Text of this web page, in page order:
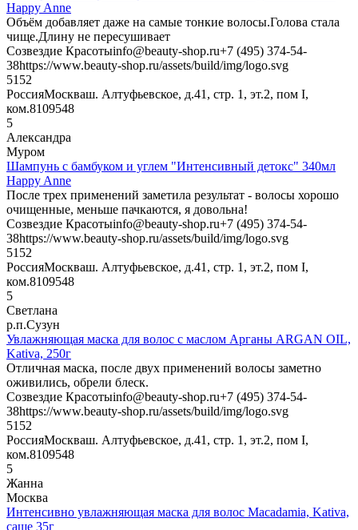
Happy Anne
Объём добавляет даже на самые тонкие волосы.Голова стала
чище.Длину не пересушивает
Созвездие Красотыinfo@beauty-shop.ru+7 (495) 374-54-
38https://www.beauty-shop.ru/assets/build/img/logo.svg
5152
РоссияМоскваш. Алтуфьевское, д.41, стр. 1, эт.2, пом I,
ком.8109548
5
Александра
Муром
Шампунь с бамбуком и углем "Интенсивный детокс" 340мл
Happy Anne
После трех применений заметила результат - волосы хорошо
очищенные, меньше пачкаются, я довольна!
Созвездие Красотыinfo@beauty-shop.ru+7 (495) 374-54-
38https://www.beauty-shop.ru/assets/build/img/logo.svg
5152
РоссияМоскваш. Алтуфьевское, д.41, стр. 1, эт.2, пом I,
ком.8109548
5
Светлана
р.п.Сузун
Увлажняющая маска для волос с маслом Арганы ARGAN OIL,
Kativa, 250г
Отличная маска, после двух применений волосы заметно
оживились, обрели блеск.
Созвездие Красотыinfo@beauty-shop.ru+7 (495) 374-54-
38https://www.beauty-shop.ru/assets/build/img/logo.svg
5152
РоссияМоскваш. Алтуфьевское, д.41, стр. 1, эт.2, пом I,
ком.8109548
5
Жанна
Москва
Интенсивно увлажняющая маска для волос Macadamia, Kativa,
саше 35г